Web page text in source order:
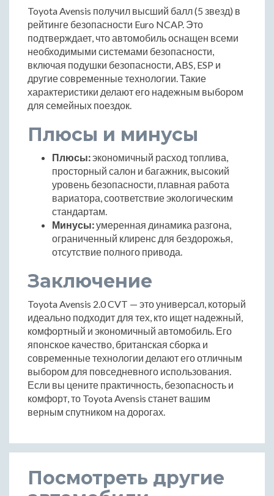
Toyota Avensis получил высший балл (5 звезд) в
рейтинге безопасности Euro NCAP. Это
подтверждает, что автомобиль оснащен всеми
необходимыми системами безопасности,
включая подушки безопасности, ABS, ESP и
другие современные технологии. Такие
характеристики делают его надежным выбором
для семейных поездок.
Плюсы и минусы
Плюсы:экономичный расход топлива,
просторный салон и багажник, высокий
уровень безопасности, плавная работа
вариатора, соответствие экологическим
стандартам.
Минусы:умеренная динамика разгона,
ограниченный клиренс для бездорожья,
отсутствие полного привода.
Заключение
Toyota Avensis 2.0 CVT — это универсал, который
идеально подходит для тех, кто ищет надежный,
комфортный и экономичный автомобиль. Его
японское качество, британская сборка и
современные технологии делают его отличным
выбором для повседневного использования.
Если вы цените практичность, безопасность и
комфорт, то Toyota Avensis станет вашим
верным спутником на дорогах.
Посмотреть другие